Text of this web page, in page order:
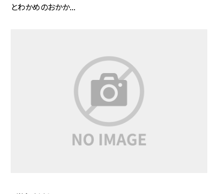
とわかめのおかか...